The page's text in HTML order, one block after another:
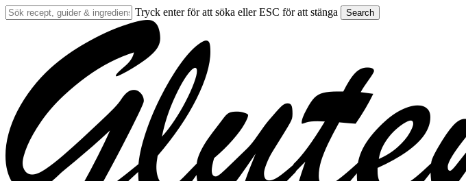
Skip
to
Tryck enter för att söka eller ESC för att stänga Search